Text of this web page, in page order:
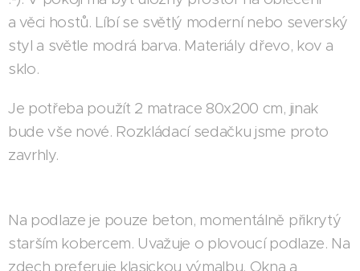
a věci hostů. Líbí se světlý moderní nebo severský
styl a světle modrá barva. Materiály dřevo, kov a
sklo.
Je potřeba použít 2 matrace 80x200 cm, jinak
bude vše nové. Rozkládací sedačku jsme proto
zavrhly.
Na podlaze je pouze beton, momentálně přikrytý
starším kobercem. Uvažuje o plovoucí podlaze. Na
zdech preferuje klasickou výmalbu. Okna a